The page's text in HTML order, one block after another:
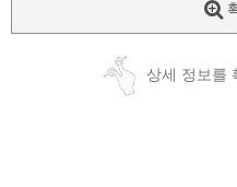
상세 정보를